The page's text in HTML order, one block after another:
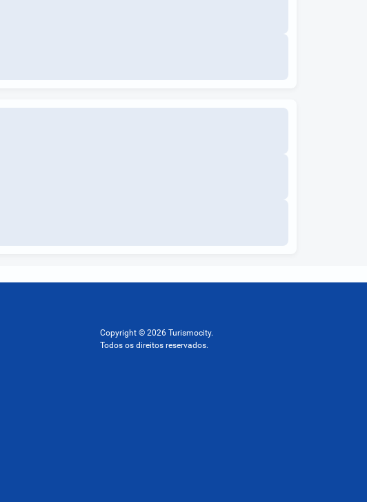
Copyright © 2026 Turismocity.
Todos os direitos reservados.